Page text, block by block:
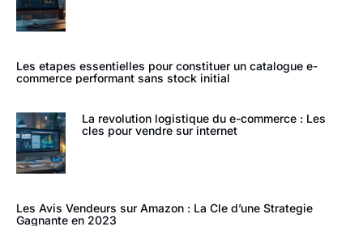
Les etapes essentielles pour constituer un catalogue e-
commerce performant sans stock initial
La revolution logistique du e-commerce : Les
cles pour vendre sur internet
Les Avis Vendeurs sur Amazon : La Cle d’une Strategie
Gagnante en 2023